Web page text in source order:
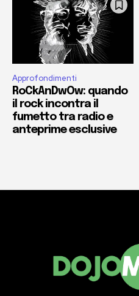
Approfondimenti
RoCkAnDwOw: quando
il rock incontra il
fumetto tra radio e
anteprime esclusive